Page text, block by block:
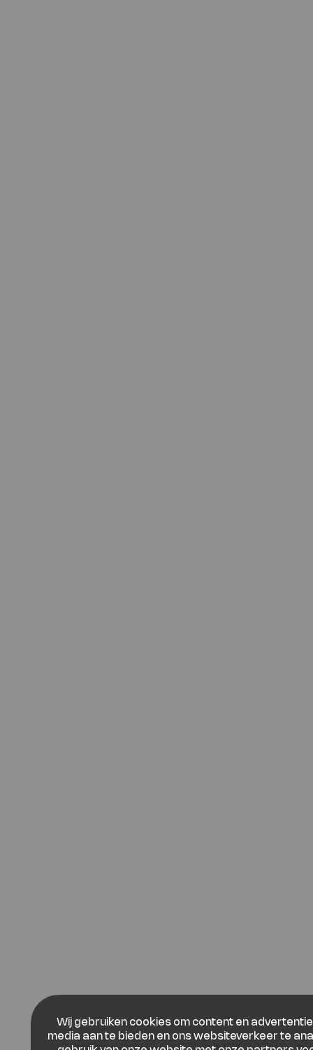
Wij gebruiken cookies om content en
media aan te bieden en ons websiteverkeer te